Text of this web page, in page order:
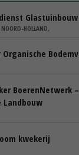
Glastuinbouw
HOLLAND,
BoerenNetwerk –
Landbouw
kwekerij